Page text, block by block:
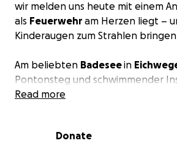
wir melden uns heute mit einem
als Feuerwehr am Herzen liegt –
Kinderaugen zum Strahlen
Am beliebten Badeseein
Pontonsteg und schwimmender
Sommer-Highlight – fehlt es an
schwimmen können. Für
Kinder
Read more
Donate